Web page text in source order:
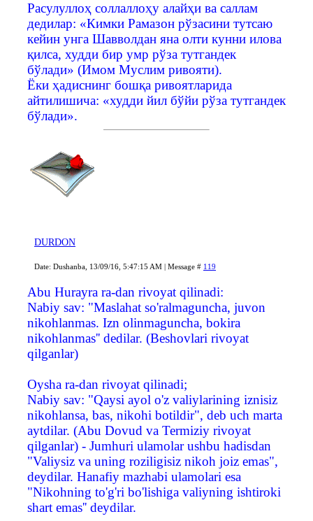
Расулуллоҳ соллаллоҳу алайҳи ва саллам
дедилар: «Кимки Рамазон рўзасини тутсаю
кейин унга Шавволдан яна олти кунни илова
қилса, худди бир умр рўза тутгандек
бўлади» (Имом Муслим ривояти).
Ёки ҳадиснинг бошқа ривоятларида
айтилишича: «худди йил бўйи рўза тутгандек
бўлади».
DURDON
Date: Dushanba, 13/09/16, 5:47:15 AM | Message # 119
Abu Hurayra ra-dan rivoyat qilinadi:
Nabiy sav: "Maslahat so'ralmaguncha, juvon
nikohlanmas. Izn olinmaguncha, bokira
nikohlanmas'' dedilar. (Beshovlari rivoyat
qilganlar)
Oysha ra-dan rivoyat qilinadi;
Nabiy sav: "Qaysi ayol o'z valiylarining iznisiz
nikohlansa, bas, nikohi botildir", deb uch marta
aytdilar. (Abu Dovud va Termiziy rivoyat
qilganlar) - Jumhuri ulamolar ushbu hadisdan
"Valiysiz va uning roziligisiz nikoh joiz emas",
deydilar. Hanafiy mazhabi ulamolari esa
"Nikohning to'g'ri bo'lishiga valiyning ishtiroki
shart emas'' deydilar.